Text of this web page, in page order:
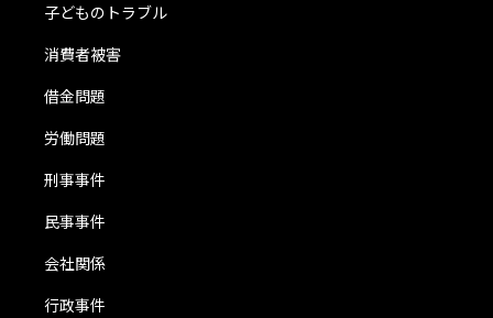
子どものトラブル
消費者被害
借金問題
労働問題
刑事事件
民事事件
会社関係
行政事件